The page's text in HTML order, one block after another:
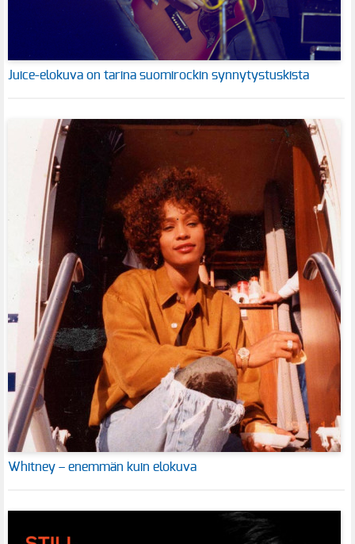
Juice-elokuva on tarina suomirockin synnytystuskista
Whitney – enemmän kuin elokuva